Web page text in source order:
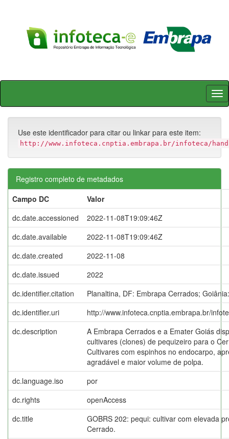
Skip
Use este identificador para citar ou linkar para este item:
http://www.infoteca.cnptia.embrapa.br/infoteca/
Registro completo de metadados
Campo DC
Valor
dc.date.accessioned
2022-11-08T19:09:46Z
dc.date.available
2022-11-08T19:09:46Z
dc.date.created
2022-11-08
dc.date.issued
2022
dc.identifier.citation
Planaltina, DF: Embrapa Cerrados;
dc.identifier.uri
http://www.infoteca.cnptia.embrapa.br/
dc.description
A Embrapa Cerrados e a Emater Goiás
cultivares (clones) de pequizeiro para o
Cultivares com espinhos no endocarpo,
agradável e maior volume de polpa.
dc.language.iso
por
dc.rights
openAccess
dc.title
GOBRS 202: pequi: cultivar com elevada
Cerrado.